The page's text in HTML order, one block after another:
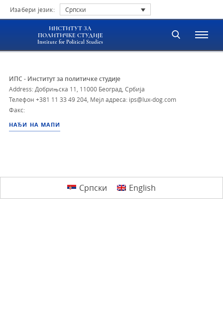
Изабери језик: Српски
ИНСТИТУТ ЗА
ПОЛИТИЧКЕ СТУДИЈЕ
Institute for Political Studies
ИПС - Институт за политичке студије
Address: Добрињска 11, 11000 Београд, Србија
Телефон +381 11 33 49 204 Мејл адреса: ips@lux-dog.com
Факс:
НАЂИ НА МАПИ
Српски English